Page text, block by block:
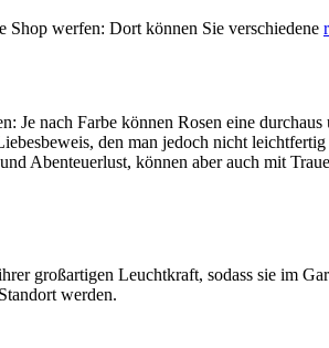
werfen: Dort können Sie verschiedene
nach Farbe können Rosen eine
den man jedoch nicht
Abenteuerlust, können aber auch mit
großartigen Leuchtkraft, sodass sie im
werden.